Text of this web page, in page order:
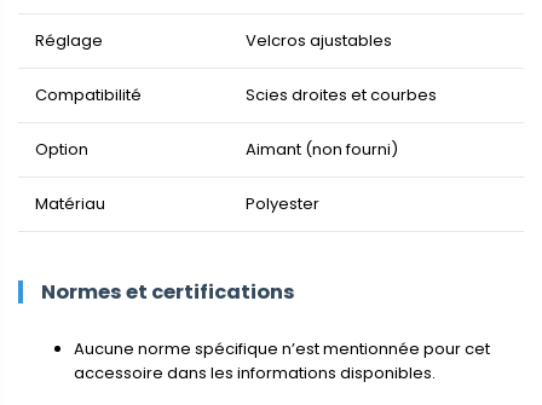
Réglage Velcros ajustables
Compatibilité Scies droites et courbes
Option Aimant (non fourni)
Matériau Polyester
Normes et certifications
Aucune norme spécifique n’est mentionnée pour cet
accessoire dans les informations disponibles.